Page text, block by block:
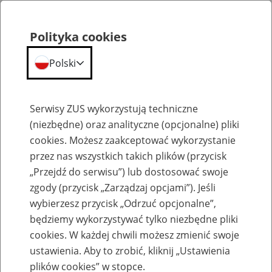
Emerytury
Baza zlikwidowanych lub
przekształconych zakładów pracy
Polityka cookies
Polski
Serwisy ZUS wykorzystują techniczne
(niezbędne) oraz analityczne (opcjonalne) pliki
cookies. Możesz zaakceptować wykorzystanie
przez nas wszystkich takich plików (przycisk
„Przejdź do serwisu”) lub dostosować swoje
zgody (przycisk „Zarządzaj opcjami”). Jeśli
wybierzesz przycisk „Odrzuć opcjonalne”,
będziemy wykorzystywać tylko niezbędne pliki
cookies. W każdej chwili możesz zmienić swoje
ustawienia. Aby to zrobić, kliknij „Ustawienia
plików cookies” w stopce.